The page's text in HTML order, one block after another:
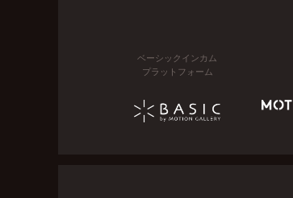
ベーシックインカム
プラットフォーム